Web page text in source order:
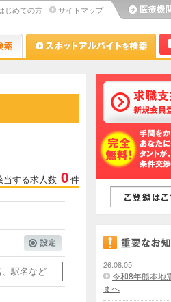
じめての方 サイトマップ
Dr.アルなび
当する求人数 0件
26.08.05
令和8年熊本地
まへ